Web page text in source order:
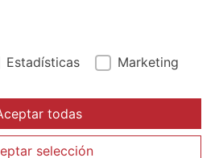
Estadísticas Marketing
todas
selección